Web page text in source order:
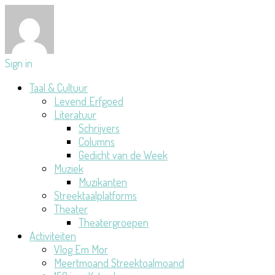
Sign in
Taal & Cultuur
Levend Erfgoed
Literatuur
Schrijvers
Columns
Gedicht van de Week
Muziek
Muzikanten
Streektaalplatforms
Theater
Theatergroepen
Activiteiten
Vlog Em Mor
Meertmoand Streektoalmoand